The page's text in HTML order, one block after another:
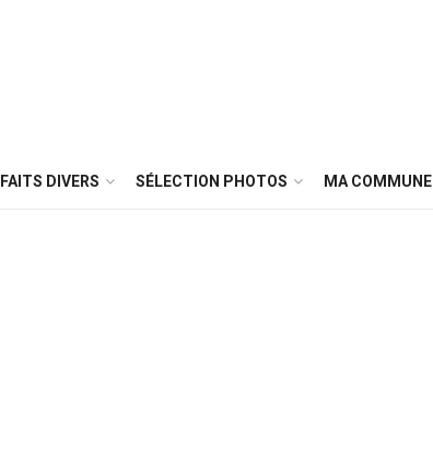
FAITS DIVERS SÉLECTION PHOTOS MA COMMUNE